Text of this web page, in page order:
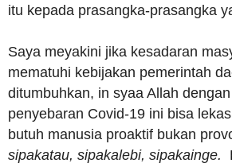
itu kepada prasangka-prasangka
Saya meyakini jika kesadaran
mematuhi kebijakan pemerintah
ditumbuhkan, in syaa Allah
penyebaran Covid-19 ini bisa
butuh manusia proaktif bukan
sipakatau, sipakalebi, sipakainge.